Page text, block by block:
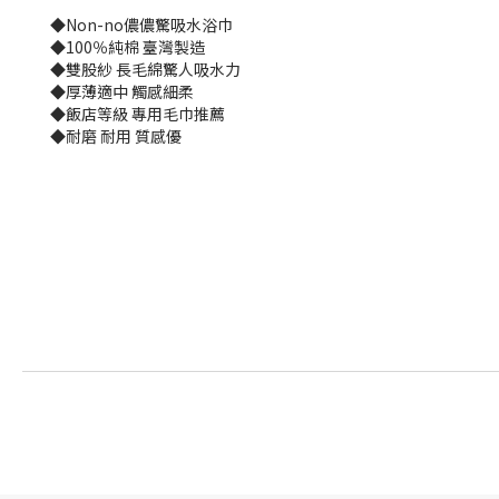
◆Non-no儂儂驚吸水浴巾
◆100％純棉 臺灣製造
◆雙股紗 長毛綿驚人吸水力
◆厚薄適中 觸感細柔
◆飯店等級 專用毛巾推薦
◆耐磨 耐用 質感優